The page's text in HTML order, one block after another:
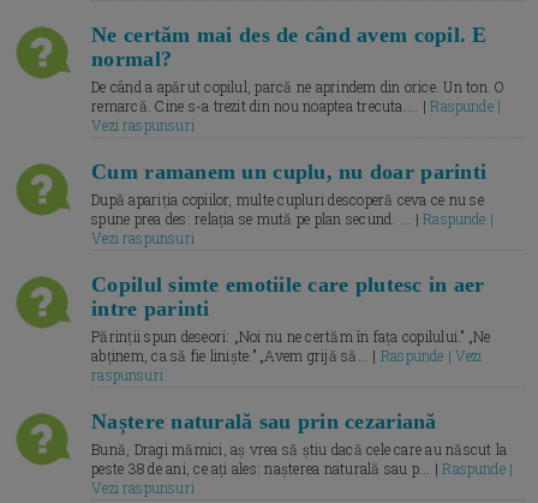
Ne certăm mai des de când avem copil. E
normal?
De când a apărut copilul, parcă ne aprindem din orice. Un ton. O
remarcă. Cine s-a trezit din nou noaptea trecuta.... |Raspunde |
Vezi raspunsuri
Cum ramanem un cuplu, nu doar parinti
După apariția copiilor, multe cupluri descoperă ceva ce nu se
spune prea des: relația se mută pe plan secund. ... |Raspunde |
Vezi raspunsuri
Copilul simte emotiile care plutesc in aer
intre parinti
Părinții spun deseori: „Noi nu ne certăm în fața copilului.” „Ne
abținem, ca să fie liniște.” „Avem grijă să... | Raspunde | Vezi
raspunsuri
Naștere naturală sau prin cezariană
Bună, Dragi mămici, aș vrea să știu dacă cele care au născut la
peste 38 de ani, ce ați ales: nașterea naturală sau p... |Raspunde |
Vezi raspunsuri